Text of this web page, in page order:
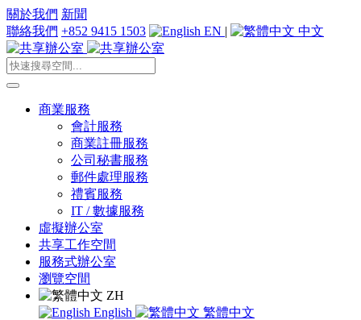
關於我們 新聞
聯絡我們 +852 9415 1503 EN | 中文
商業服務
會計服務
商業註冊服務
公司秘書服務
郵件處理服務
禮賓服務
IT / 數據服務
虛擬辦公室
共享工作空間
服務式辦公室
瀏覽空間
ZH
English
繁體中文